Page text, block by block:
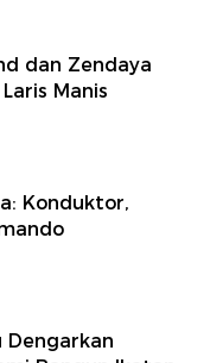
dan Zendaya
Manis
Konduktor,
Dengarkan